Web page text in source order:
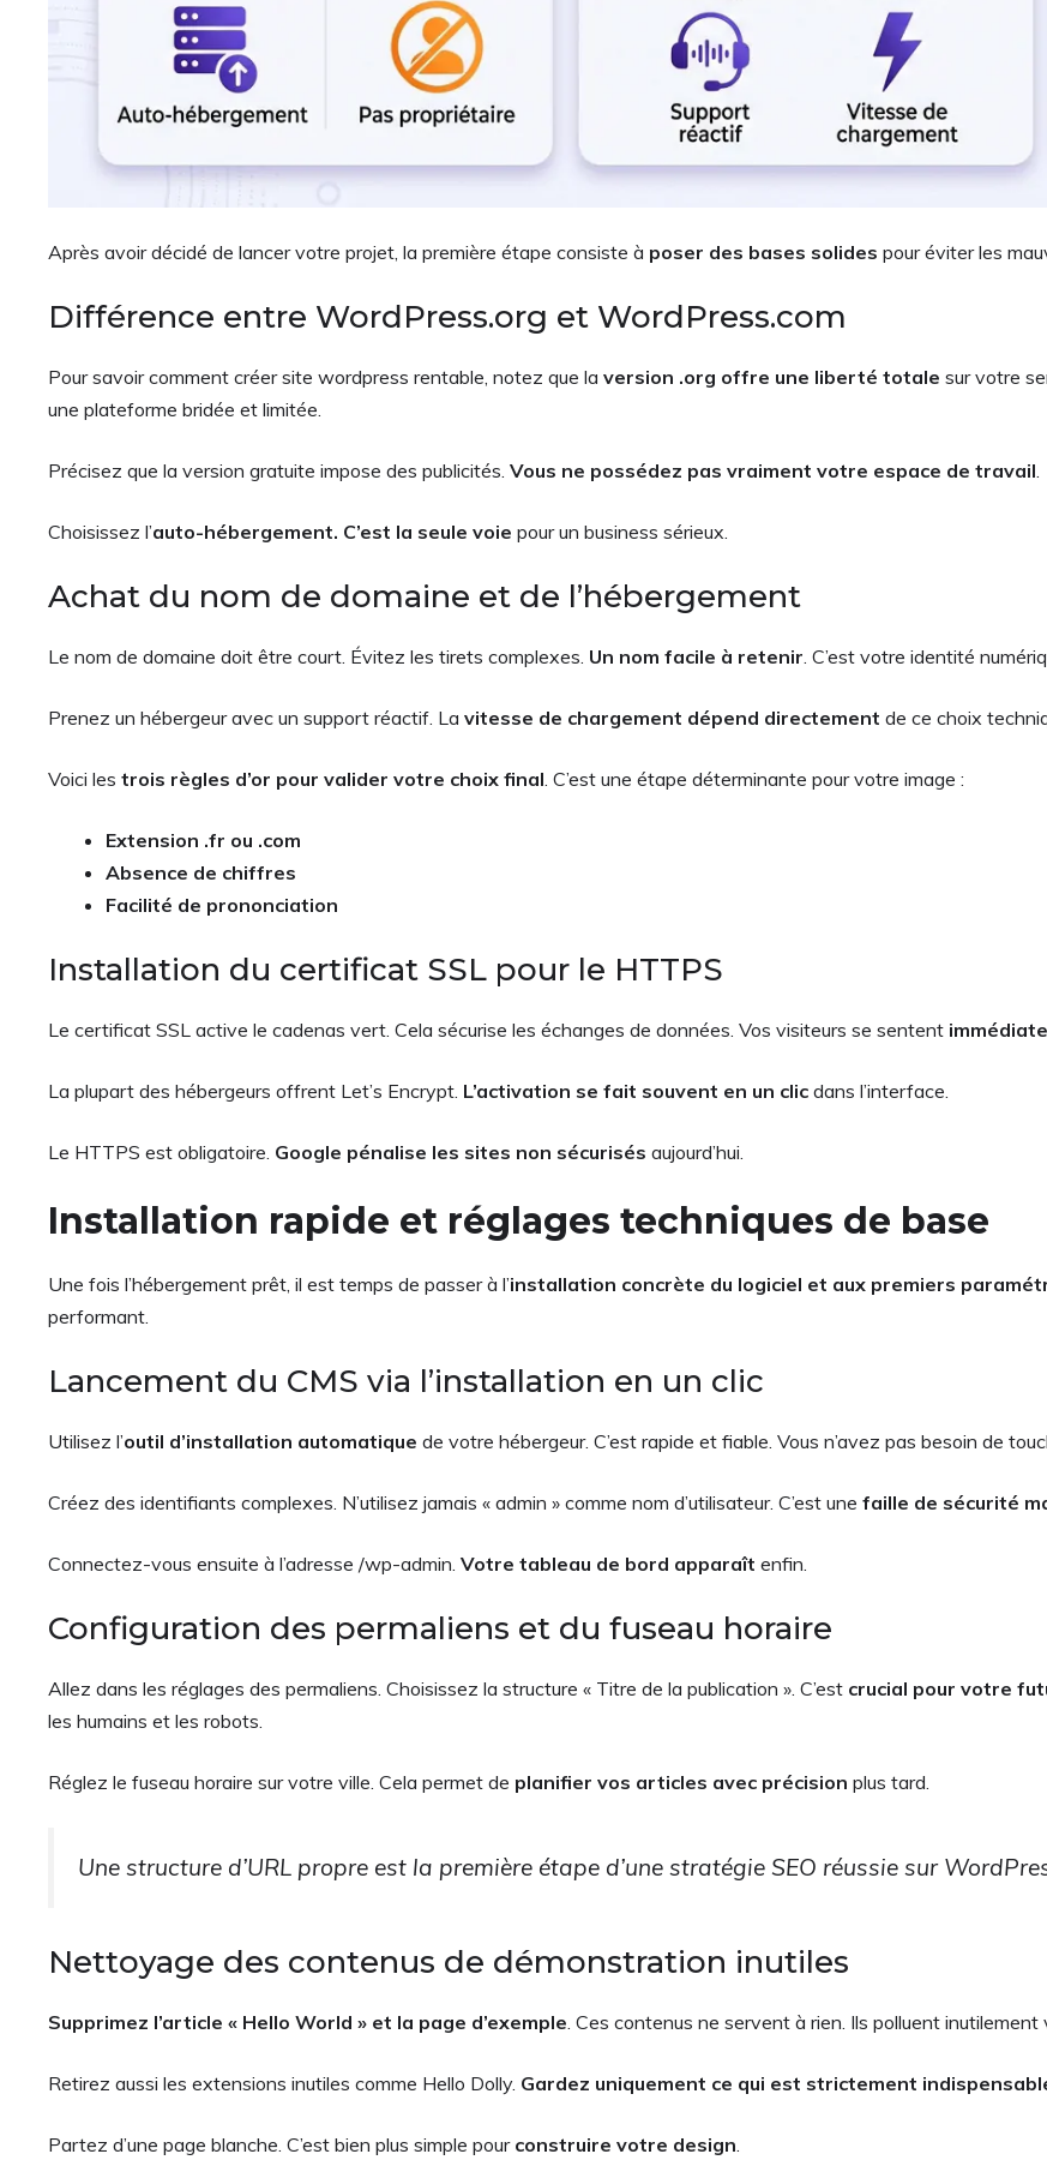
Après avoir décidé de lancer votre projet, la première étape consiste à poser des bases solides pour éviter les
Différence entre WordPress.org et WordPress.com
Pour savoir comment créer site wordpress rentable, notez que la version .org offre une liberté totale sur votre
une plateforme bridée et limitée.
Précisez que la version gratuite impose des publicités. Vous ne possédez pas vraiment votre espace de travail.
Choisissez l’auto-hébergement. C’est la seule voie pour un business sérieux.
Achat du nom de domaine et de l’hébergement
Le nom de domaine doit être court. Évitez les tirets complexes. Un nom facile à retenir. C’est votre identité
Prenez un hébergeur avec un support réactif. La vitesse de chargement dépend directement de ce choix
Voici les trois règles d’or pour valider votre choix final. C’est une étape déterminante pour votre image :
Extension .fr ou .com
Absence de chiffres
Facilité de prononciation
Installation du certificat SSL pour le HTTPS
Le certificat SSL active le cadenas vert. Cela sécurise les échanges de données. Vos visiteurs se sentent
La plupart des hébergeurs offrent Let’s Encrypt. L’activation se fait souvent en un clic dans l’interface.
Le HTTPS est obligatoire. Google pénalise les sites non sécurisés aujourd’hui.
Installation rapide et réglages techniques de base
Une fois l’hébergement prêt, il est temps de passer à l’installation concrète du logiciel et aux premiers
performant.
Lancement du CMS via l’installation en un clic
Utilisez l’outil d’installation automatique de votre hébergeur. C’est rapide et fiable. Vous n’avez pas besoin de
Créez des identifiants complexes. N’utilisez jamais « admin » comme nom d’utilisateur. C’est une faille de sécurité
Connectez-vous ensuite à l’adresse /wp-admin. Votre tableau de bord apparaît enfin.
Configuration des permaliens et du fuseau horaire
Allez dans les réglages des permaliens. Choisissez la structure « Titre de la publication ». C’est crucial pour votre
les humains et les robots.
Réglez le fuseau horaire sur votre ville. Cela permet de planifier vos articles avec précision plus tard.
Une structure d’URL propre est la première étape d’une stratégie SEO réussie sur
Nettoyage des contenus de démonstration inutiles
Supprimez l’article « Hello World » et la page d’exemple. Ces contenus ne servent à rien. Ils polluent
Retirez aussi les extensions inutiles comme Hello Dolly. Gardez uniquement ce qui est strictement
Partez d’une page blanche. C’est bien plus simple pour construire votre design.